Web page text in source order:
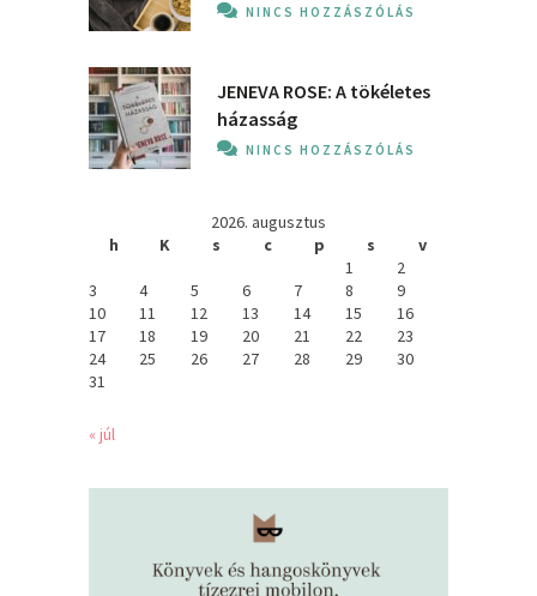
NINCS HOZZÁSZÓLÁS
JENEVA ROSE: A ​tökéletes
házasság
NINCS HOZZÁSZÓLÁS
2026. augusztus
h
K s c p s
v
1
2
3
4 5 6 7 8
9
10
11 12 13 14 15
16
17
18 19 20 21 22
23
24
25 26 27 28 29
30
31
« júl